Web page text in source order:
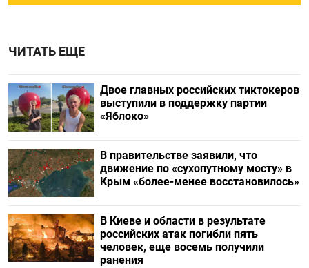
ЧИТАТЬ ЕЩЕ
Двое главных российских тиктокеров
выступили в поддержку партии
«Яблоко»
В правительстве заявили, что
движение по «сухопутному мосту» в
Крым «более-менее восстановилось»
В Киеве и области в результате
российских атак погибли пять
человек, еще восемь получили
ранения